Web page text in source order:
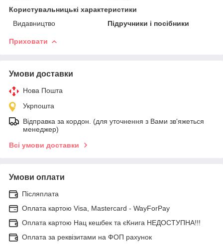
Користувальницькі характеристики
Видавництво
Підручники і посібники
Приховати
Умови доставки
Нова Пошта
Укрпошта
Відправка за кордон. (для уточнення з Вами зв'яжеться
менеджер)
Всі умови доставки
Умови оплати
Післяплата
Оплата картою Visa, Mastercard - WayForPay
Оплата картою Нац кешбек та єКнига НЕДОСТУПНА!!!
Оплата за реквізитами на ФОП рахунок